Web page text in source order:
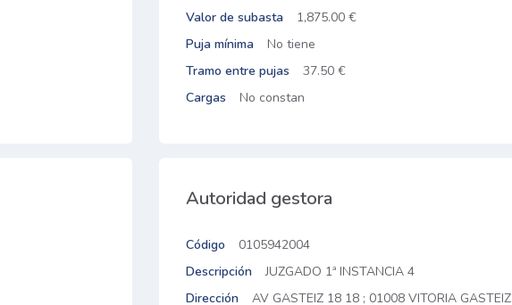
Valor de subasta
1,875.00 €
Puja mínima
No tiene
Tramo entre pujas
37.50 €
Cargas
No constan
Autoridad gestora
Código
0105942004
Descripción
JUZGADO 1ª INSTANCIA 4
Dirección
AV GASTEIZ 18 18 ; 01008 VITORIA GASTEIZ